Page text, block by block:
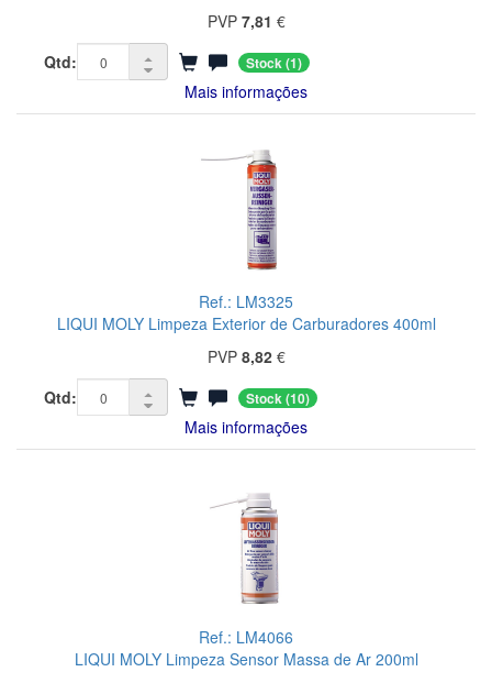
PVP 7,81 €
Qtd:
Stock(1)
Mais informações
Ref.: LM3325
LIQUI MOLY Limpeza Exterior de Carburadores 400ml
PVP 8,82€
Qtd:
Stock(10)
Mais informações
Ref.: LM4066
LIQUI MOLY Limpeza Sensor Massa de Ar 200ml